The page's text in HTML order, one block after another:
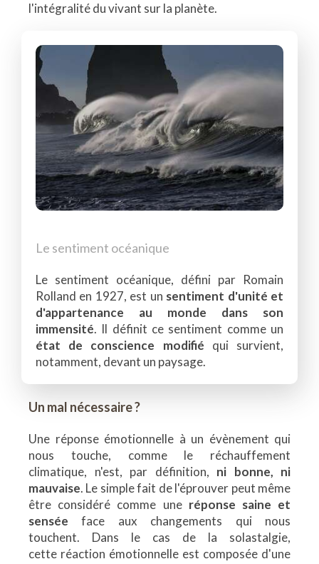
l'intégralité du vivant sur la planète.
Le sentiment océanique
Le sentiment océanique, défini par Romain
Rolland en 1927, est un sentiment d'unité et
d'appartenance au monde dans son
immensité. Il définit ce sentiment comme un
état de conscience modifié qui survient,
notamment, devant un paysage.
Un mal nécessaire ?
Une réponse émotionnelle à un évènement qui
nous touche, comme le réchauffement
climatique, n'est, par définition, ni bonne, ni
mauvaise. Le simple fait de l'éprouver peut même
être considéré comme une réponse saine et
sensée face aux changements qui nous
touchent. Dans le cas de la solastalgie,
cette réaction émotionnelle est composée d'une